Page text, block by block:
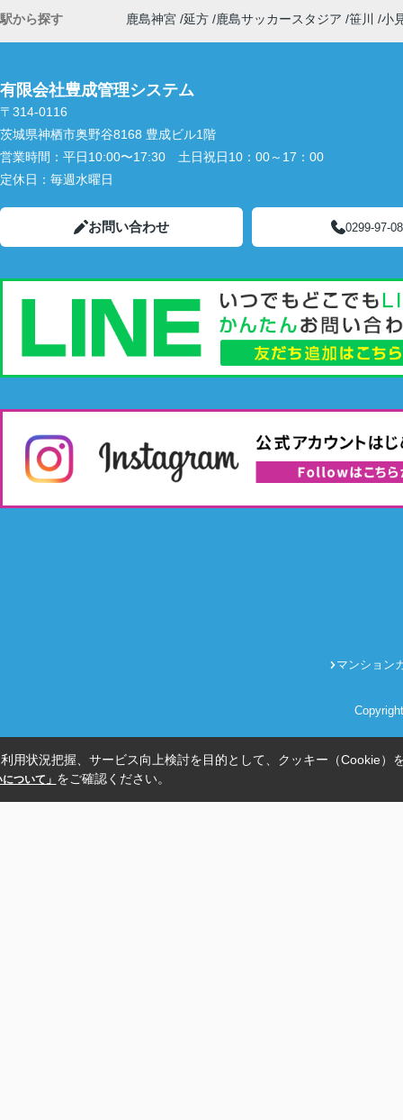
駅から探す 鹿島神宮 延方 鹿島サッカースタジア 笹川 小
有限会社豊成管理システム
〒314-0116
茨城県神栖市奥野谷8168 豊成ビル1階
営業時間： 平日10:00〜17:30 土日祝日10：00～17：00
定休日： 毎週水曜日
お問い合わせ 0299-97-
マンション
用状況把握、サービス向上検討を目的として、クッキー（Cookie）
ついて」 をご確認ください。